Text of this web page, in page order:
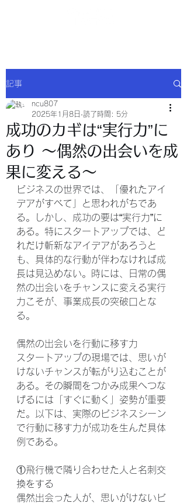
記事
成功のカギは“実行力”に
あり ～偶然の出会いを成
果に変える～
ncu807
2025年1月8日 読了時間: 5分
ビジネスの世界では、「優れたアイ
デアがすべて」と思われがちであ
る。しかし、成功の要は“実行力”に
ある。特にスタートアップでは、ど
れだけ斬新なアイデアがあろうと
も、具体的な行動が伴わなければ成
長は見込めない。時には、日常の偶
然の出会いをチャンスに変える実行
力こそが、事業成長の突破口とな
る。
偶然の出会いを行動に移す力
スタートアップの現場では、思いが
けないチャンスが転がり込むことが
ある。その瞬間をつかみ成果へつな
げるには「すぐに動く」姿勢が重要
だ。以下は、実際のビジネスシーン
で行動に移す力が成功を生んだ具体
例である。
①飛行機で隣り合わせた人と名刺交
換をする
偶然出会った人が、思いがけないビ